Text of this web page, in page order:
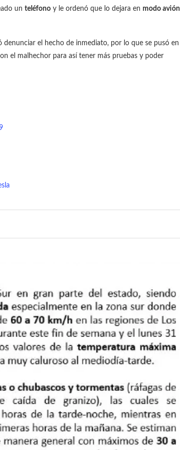
un teléfono y le ordenó que lo dejara en modo avión
denunciar el hecho de inmediato, por lo que se pusó en
el malhechor para así tener más pruebas y poder